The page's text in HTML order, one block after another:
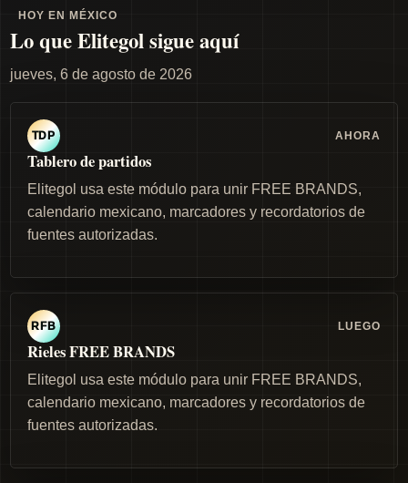
HOY EN MÉXICO
Lo que Elitegol sigue aquí
jueves, 6 de agosto de 2026
TDP AHORA
Tablero de partidos
Elitegol usa este módulo para unir FREE BRANDS,
calendario mexicano, marcadores y recordatorios de
fuentes autorizadas.
RFB LUEGO
Rieles FREE BRANDS
Elitegol usa este módulo para unir FREE BRANDS,
calendario mexicano, marcadores y recordatorios de
fuentes autorizadas.